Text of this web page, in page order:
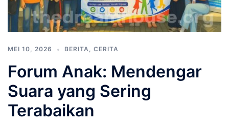
MEI 10, 2026 BERITA, CERITA
Forum Anak: Mendengar
Suara yang Sering
Terabaikan